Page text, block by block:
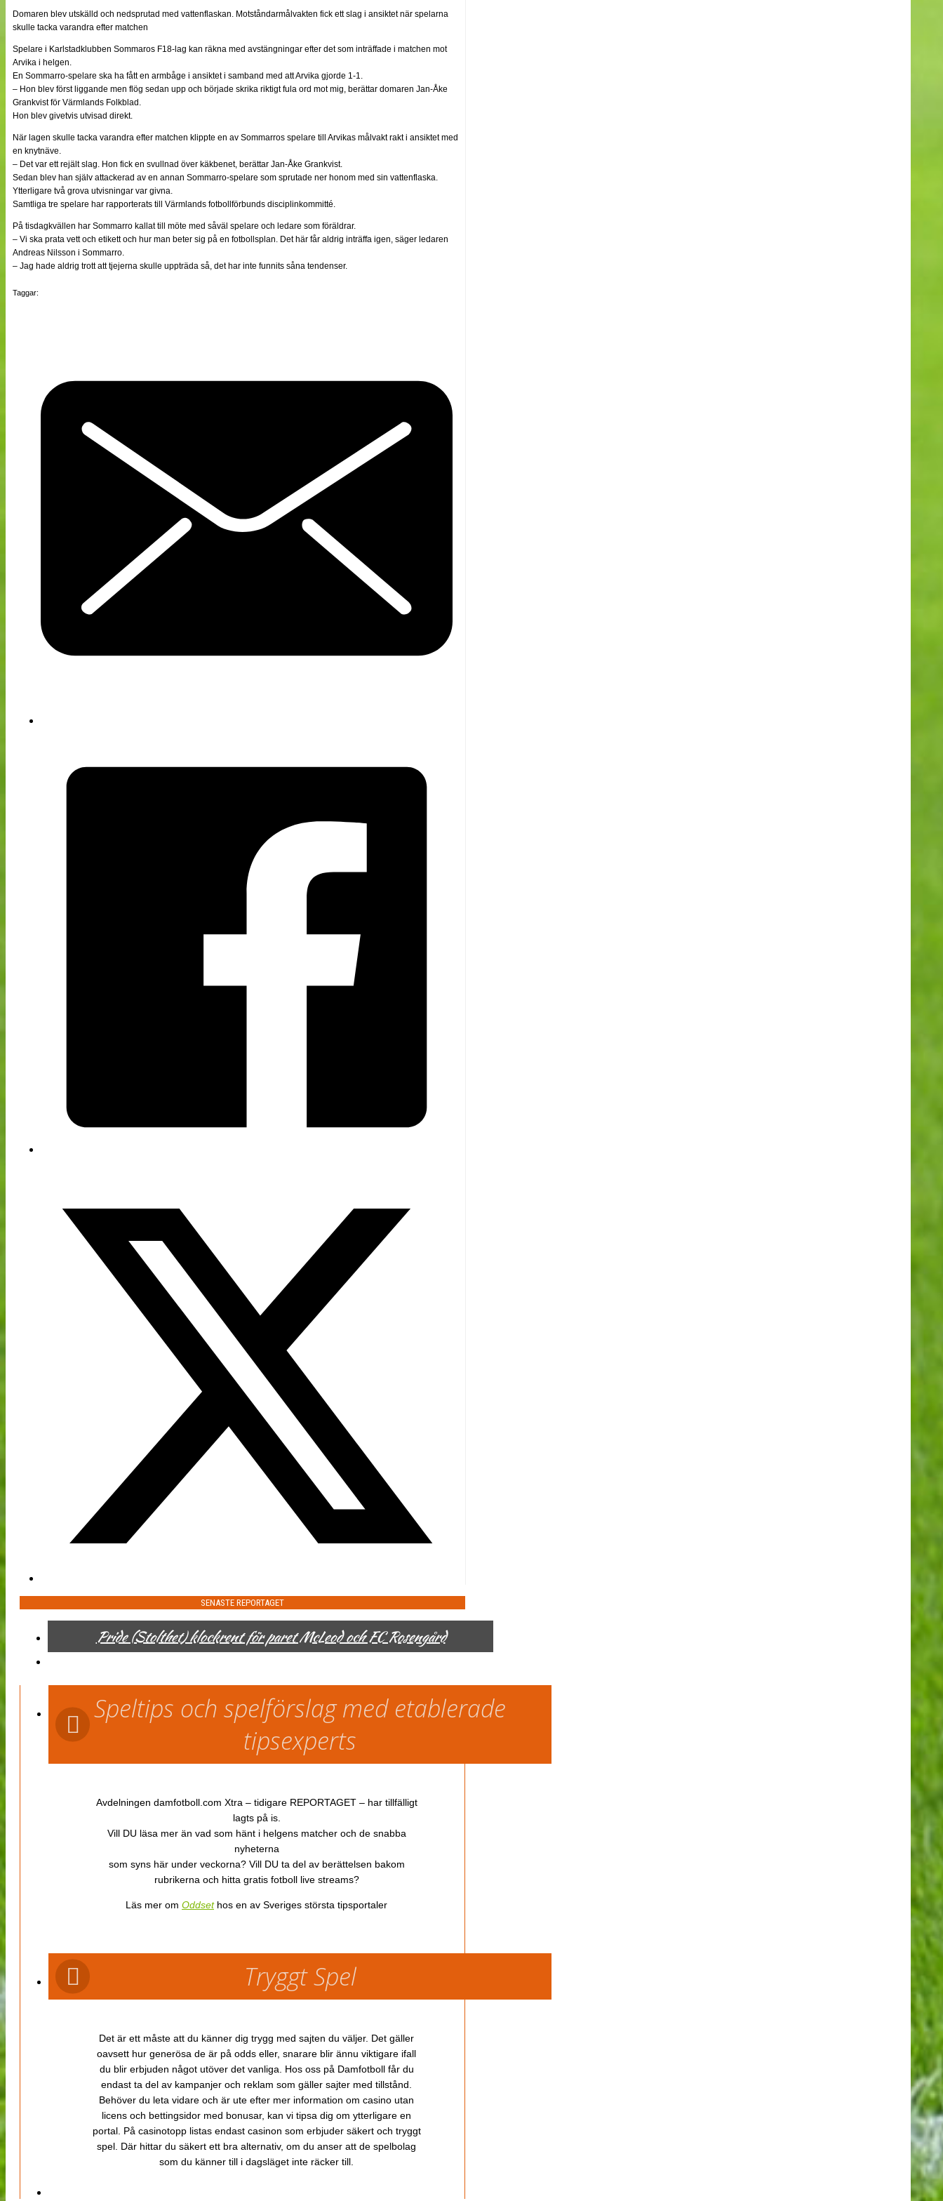
Nyheter
Bloggar
Lagen
Webb-TV
Cuper
Medlemsbilder
Till klubbkassan
Om oss
NÄTverket
Split vision
Domaren blev utskälld och nedsprutad med vattenflaskan. Motståndarmålvakten fick ett slag i ansiktet när spelarna
skulle tacka varandra efter matchen
Spelare i Karlstadklubben Sommaros F18-lag kan räkna med avstängningar efter det som inträffade i matchen mot
Arvika i helgen.
En Sommarro-spelare ska ha fått en armbåge i ansiktet i samband med att Arvika gjorde 1-1.
– Hon blev först liggande men flög sedan upp och började skrika riktigt fula ord mot mig, berättar domaren Jan-Åke
Grankvist för Värmlands Folkblad.
Hon blev givetvis utvisad direkt.
När lagen skulle tacka varandra efter matchen klippte en av Sommarros spelare till Arvikas målvakt rakt i ansiktet med
en knytnäve.
– Det var ett rejält slag. Hon fick en svullnad över käkbenet, berättar Jan-Åke Grankvist.
Sedan blev han själv attackerad av en annan Sommarro-spelare som sprutade ner honom med sin vattenflaska.
Ytterligare två grova utvisningar var givna.
Samtliga tre spelare har rapporterats till Värmlands fotbollförbunds disciplinkommitté.
På tisdagkvällen har Sommarro kallat till möte med såväl spelare och ledare som föräldrar.
– Vi ska prata vett och etikett och hur man beter sig på en fotbollsplan. Det här får aldrig inträffa igen, säger ledaren
Andreas Nilsson i Sommarro.
– Jag hade aldrig trott att tjejerna skulle uppträda så, det har inte funnits såna tendenser.
Taggar:
SENASTE REPORTAGET
Pride (Stolthet) klockrent för paret McLeod och FC Rosengård
Speltips och spelförslag med etablerade
tipsexperts
Avdelningen damfotboll.com Xtra – tidigare REPORTAGET – har tillfälligt
lagts på is.
Vill DU läsa mer än vad som hänt i helgens matcher och de snabba
nyheterna
som syns här under veckorna? Vill DU ta del av berättelsen bakom
rubrikerna och hitta gratis fotboll live streams?
Läs mer om Oddsethos en av Sveriges största tipsportaler
Tryggt Spel
Det är ett måste att du känner dig trygg med sajten du väljer. Det gäller
oavsett hur generösa de är på odds eller, snarare blir ännu viktigare ifall
du blir erbjuden något utöver det vanliga. Hos oss på Damfotboll får du
endast ta del av kampanjer och reklam som gäller sajter med tillstånd.
Behöver du leta vidare och är ute efter mer information om casino utan
licens och bettingsidor med bonusar, kan vi tipsa dig om ytterligare en
portal. På casinotopp listas endast casinon som erbjuder säkert och tryggt
spel. Där hittar du säkert ett bra alternativ, om du anser att de spelbolag
som du känner till i dagsläget inte räcker till.